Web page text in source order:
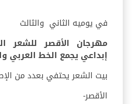
في يوميه الثاني والثالث
مهرجان الأقصر للشعر
إبداعي يجمع الخط العربي
بيت الشعر يحتفي بعدد من
الأقصر-